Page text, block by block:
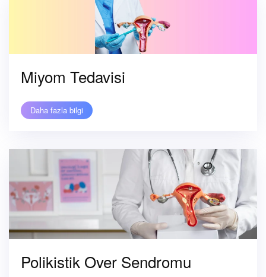
Miyom Tedavisi
Daha fazla bilgi
Polikistik Over Sendromu